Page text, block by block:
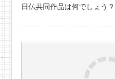
日仏共同作品は何でしょう？